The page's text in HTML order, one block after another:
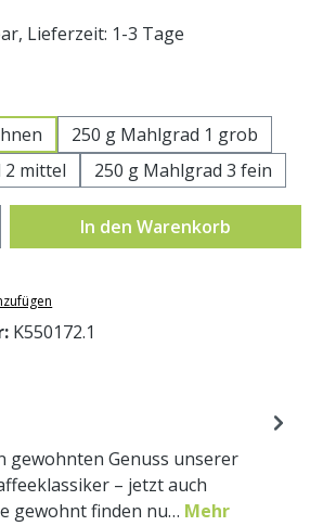
Lieferzeit: 1-3 Tage
250 g Mahlgrad 1 grob
2 mittel
250 g Mahlgrad 3 fein
Gib den gewünschten
In den Warenkorb
K550172.1
gewohnten Genuss unserer
– jetzt auch
gewohnt finden nu… Mehr